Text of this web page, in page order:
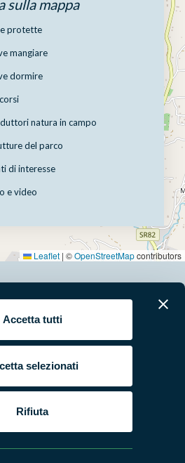
Accetta tutti
selezionati
Rifiuta
Leaflet | ©OpenStreetMapcontributors
sulla mappa
protette
mangiare
dormire
natura in campo
del parco
di interesse
e video
News e appuntamenti
Punti di interesse
Pubblicazioni
Programmi e progetti
Studi e ricerche